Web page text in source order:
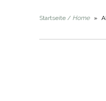
Startseite / Home »